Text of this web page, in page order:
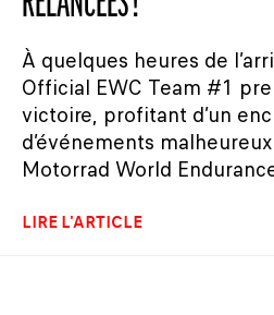
À quelques heures de
Official EWC Team #1
victoire, profitant d’un
d’événements
Motorrad World
LIRE L'ARTICLE